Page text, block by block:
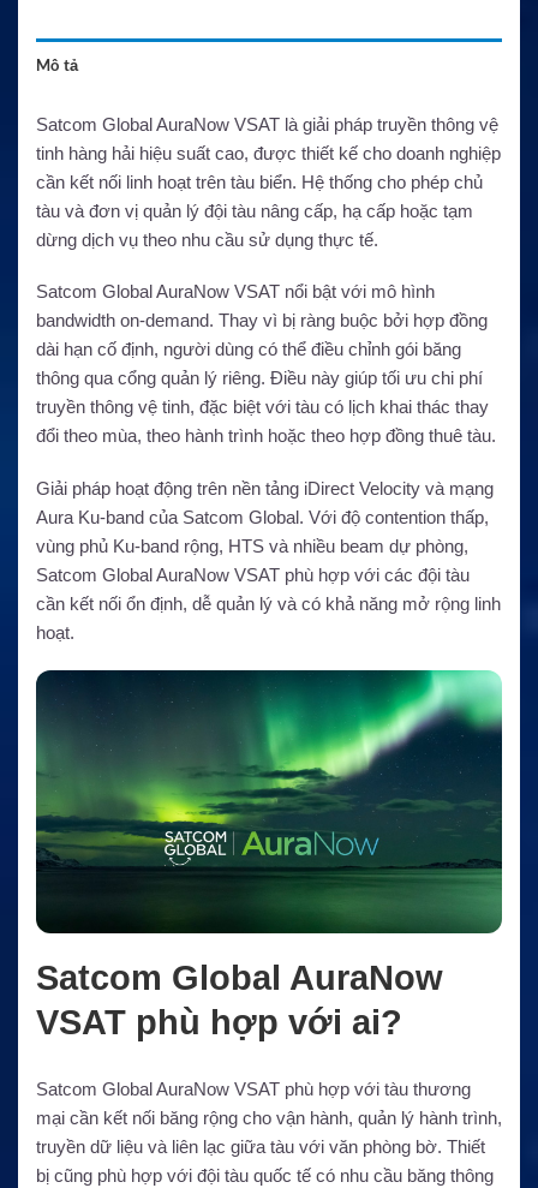
Mô tả
Satcom Global AuraNow VSAT là giải pháp truyền thông vệ
tinh hàng hải hiệu suất cao, được thiết kế cho doanh nghiệp
cần kết nối linh hoạt trên tàu biển. Hệ thống cho phép chủ
tàu và đơn vị quản lý đội tàu nâng cấp, hạ cấp hoặc tạm
dừng dịch vụ theo nhu cầu sử dụng thực tế.
Satcom Global AuraNow VSAT nổi bật với mô hình
bandwidth on-demand. Thay vì bị ràng buộc bởi hợp đồng
dài hạn cố định, người dùng có thể điều chỉnh gói băng
thông qua cổng quản lý riêng. Điều này giúp tối ưu chi phí
truyền thông vệ tinh, đặc biệt với tàu có lịch khai thác thay
đổi theo mùa, theo hành trình hoặc theo hợp đồng thuê tàu.
Giải pháp hoạt động trên nền tảng iDirect Velocity và mạng
Aura Ku-band của Satcom Global. Với độ contention thấp,
vùng phủ Ku-band rộng, HTS và nhiều beam dự phòng,
Satcom Global AuraNow VSAT phù hợp với các đội tàu
cần kết nối ổn định, dễ quản lý và có khả năng mở rộng linh
hoạt.
Satcom Global AuraNow
VSAT phù hợp với ai?
Satcom Global AuraNow VSAT phù hợp với tàu thương
mại cần kết nối băng rộng cho vận hành, quản lý hành trình,
truyền dữ liệu và liên lạc giữa tàu với văn phòng bờ. Thiết
bị cũng phù hợp với đội tàu quốc tế có nhu cầu băng thông